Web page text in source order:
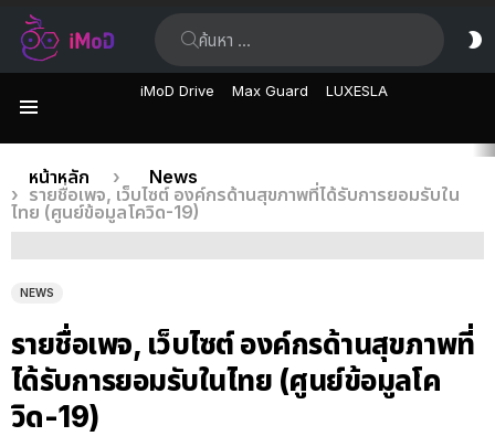
iMoD Drive Max Guard LUXESLA
เรื่อง
ล่าสุด
คุณอยู่ที่นี่:
หน้าหลัก
News
รายชื่อเพจ, เว็บไซต์ องค์กรด้านสุขภาพที่ได้รับการยอมรับใน
ไทย (ศูนย์ข้อมูลโควิด-19)
NEWS
รายชื่อเพจ, เว็บไซต์ องค์กรด้านสุขภาพที่
ได้รับการยอมรับในไทย (ศูนย์ข้อมูลโค
วิด-19)